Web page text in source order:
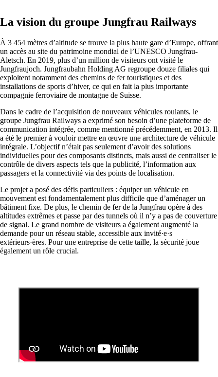
Solutions
Retour
Réseau
Sécurité
Wi-Fi
Réseau
Services/Réseau
Services de réseau
Conception, construction, entretien et support :
les réseaux, on s’y connaît !
Network Engineering
Automatisation du réseau
La vision du groupe Jungfrau Railways
À 3 454 mètres d’altitude se trouve la plus haute gare d’Europe, offrant
un accès au site du patrimoine mondial de l’UNESCO Jungfrau-
Aletsch. En 2019, plus d’un million de visiteurs ont visité le
Jungfraujoch. Jungfraubahn Holding AG regroupe douze filiales qui
exploitent notamment des chemins de fer touristiques et des
installations de sports d’hiver, ce qui en fait la plus importante
compagnie ferroviaire de montagne de Suisse.
Dans le cadre de l’acquisition de nouveaux véhicules roulants, le
groupe Jungfrau Railways a exprimé son besoin d’une plateforme de
communication intégrée, comme mentionné précédemment, en 2013. Il
a été le premier à vouloir mettre en œuvre une architecture de véhicule
intégrale. L’objectif n’était pas seulement d’avoir des solutions
individuelles pour des composants distincts, mais aussi de centraliser le
contrôle de divers aspects tels que la publicité, l’information aux
passagers et la connectivité via des points de localisation.
Le projet a posé des défis particuliers : équiper un véhicule en
mouvement est fondamentalement plus difficile que d’aménager un
bâtiment fixe. De plus, le chemin de fer de la Jungfrau opère à des
altitudes extrêmes et passe par des tunnels où il n’y a pas de couverture
de signal. Le grand nombre de visiteurs a également augmenté la
demande pour un réseau stable, accessible aux invité·e·s
extérieurs·ères. Pour une entreprise de cette taille, la sécurité joue
également un rôle crucial.